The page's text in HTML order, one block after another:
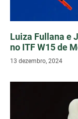
Luiza Fullana e
no ITF W15 de
13 dezembro, 2024